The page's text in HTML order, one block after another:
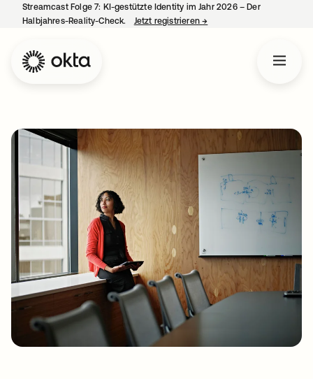
Streamcast Folge 7: KI-gestützte Identity im Jahr 2026 – Der
Halbjahres-Reality-Check.
Jetzt registrieren→